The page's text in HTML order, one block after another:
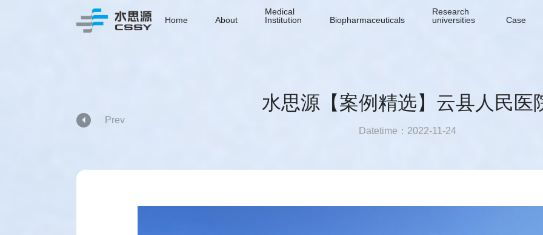
Home About
Medical
Institution
Biopharmaceuticals
Research
universities
Case
水思源【案例精选】云县人民医
Datetime：2022-11-24
 Prev